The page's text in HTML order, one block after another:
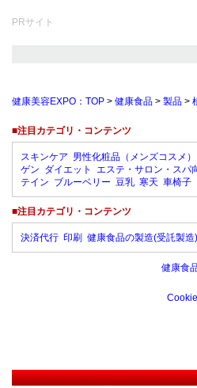
PRサイト
健康美容EXPO：TOP > 健康食品 > 製品 >
■注目カテゴリ・コンテンツ
スキンケア 男性化粧品（メンズコスメ）
ゲン ダイエット エステ・サロン・スパ
テイン ブルーベリー 豆乳 寒天 車椅子
■注目カテゴリ・コンテンツ
決済代行 印刷 健康食品の製造(受託製造)
健康食